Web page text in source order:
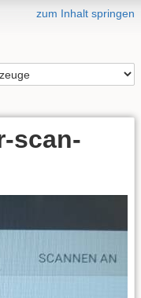
zum Inhalt springen
scan-